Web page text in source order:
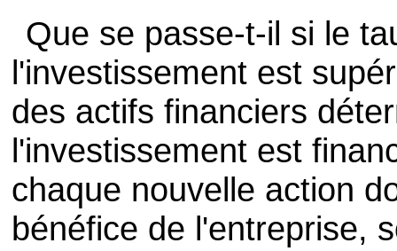
Que se passe-t-il si le
l'investissement est
des actifs financiers
l'investissement est
chaque nouvelle action
bénéfice de l'entreprise,